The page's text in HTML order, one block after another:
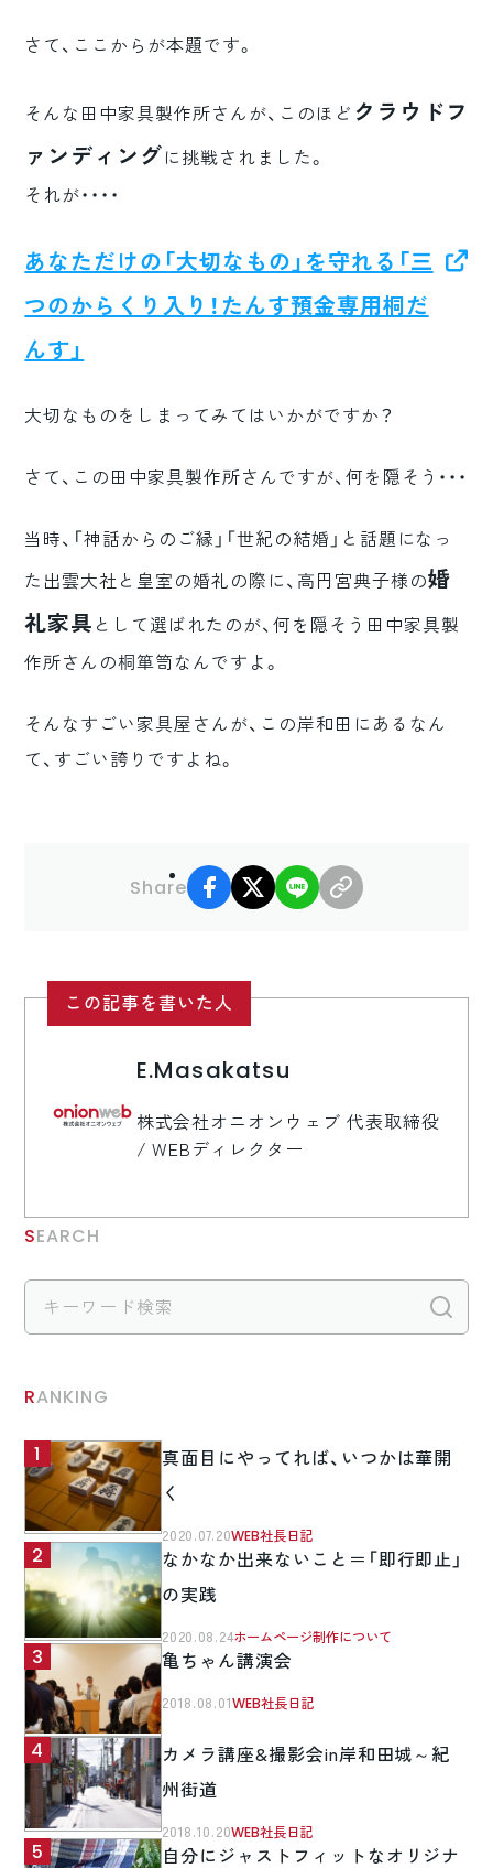
さて、ここからが本題です。
そんな田中家具製作所さんが、このほど クラウドフ
ァンディング に挑戦されました。
それが・・・・
あなただけの「大切なもの」を守れる「三
つのからくり入り！たんす預金専用桐だ
んす」
大切なものをしまってみてはいかがですか？
さて、この田中家具製作所さんですが、何を隠そう・・・
当時、「神話からのご縁」「世紀の結婚」と話題になっ
た出雲大社と皇室の婚礼の際に、高円宮典子様の婚
礼家具 として選ばれたのが、何を隠そう田中家具製
作所さんの桐箪笥なんですよ。
そんなすごい家具屋さんが、この岸和田にあるなん
て、すごい誇りですよね。
Share
facebook
X LINE
この記事を書いた人
E.Masakatsu
株式会社オニオンウェブ 代表取締役
/ WEBディレクター
SEARCH
RANKING
真面目にやってれば、いつかは華開
く
2020.07.20WEB社長日記
なかなか出来ないこと＝「即行即止」
の実践
2020.08.24ホームページ制作について
亀ちゃん講演会
2018.08.01WEB社長日記
カメラ講座&撮影会in岸和田城～紀
州街道
2018.10.20WEB社長日記
自分にジャストフィットなオリジナ